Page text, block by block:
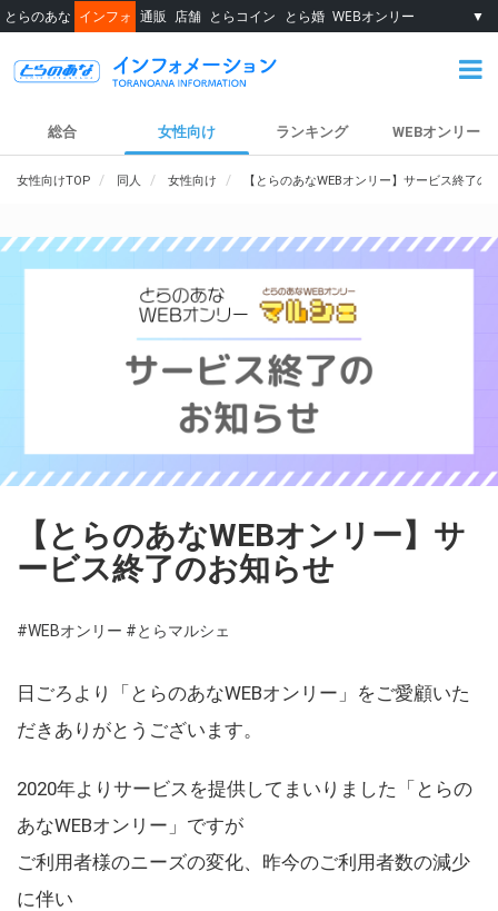
とらのあな インフォ 通販 店舗 とらコイン とら婚 WEBオンリー ▼
総合 女性向け ランキング WEBオンリー
女性向けTOP 同人 女性向け 【とらのあなWEBオンリー】サービス終了の
【とらのあなWEBオンリー】サ
ービス終了のお知らせ
#WEBオンリー #とらマルシェ
日ごろより「とらのあなWEBオンリー」をご愛顧いた
だきありがとうございます。
2020年よりサービスを提供してまいりました「とらの
あなWEBオンリー」ですが
ご利用者様のニーズの変化、昨今のご利用者数の減少
に伴い